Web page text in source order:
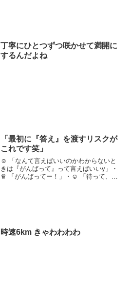
丁寧にひとつずつ咲かせて満開に
するんだよね
「最初に『答え』を渡すリスクが
これです笑」
☺︎ 「なんて言えばいいのかわからないと
きは『がんばって』って言えばいいy」・
♛ 「がんばってー！」・☺︎ 「待って、諦
時速6km きゃわわわわ